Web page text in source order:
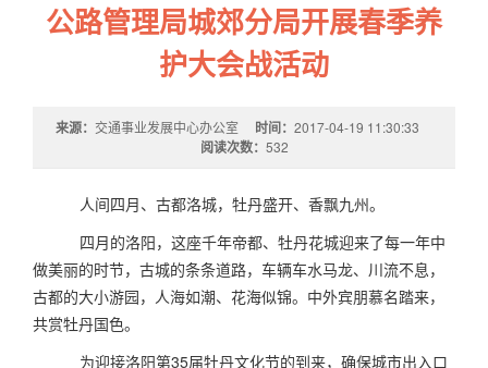
公路管理局城郊分局开展春季养
护大会战活动
来源： 交通事业发展中心办公室 时间： 2017-04-19 11:30:33
阅读次数： 532
人间四月、古都洛城，牡丹盛开、香飘九州。
四月的洛阳，这座千年帝都、牡丹花城迎来了每一年中
做美丽的时节，古城的条条道路，车辆车水马龙、川流不息，
古都的大小游园，人海如潮、花海似锦。中外宾朋慕名踏来，
共赏牡丹国色。
为迎接洛阳第35届牡丹文化节的到来，确保城市出入口